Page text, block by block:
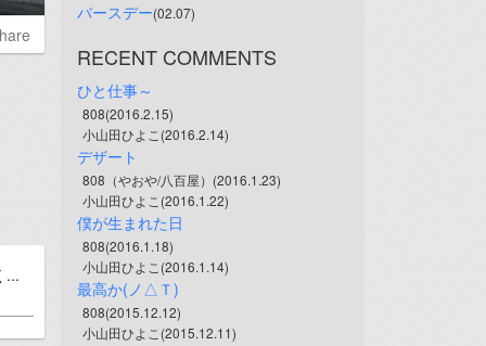
...
バースデー(02.07)
RECENT COMMENTS
ひと仕事～
808(2016.2.15)
小山田ひよこ(2016.2.14)
デザート
808（やおや/八百屋）(2016.1.23)
小山田ひよこ(2016.1.22)
僕が生まれた日
808(2016.1.18)
小山田ひよこ(2016.1.14)
最高か(ノ△Ｔ)
808(2015.12.12)
小山田ひよこ(2015.12.11)